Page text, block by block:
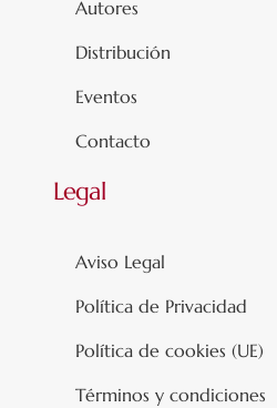
Autores
Distribución
Eventos
Contacto
Legal
Aviso Legal
Política de Privacidad
Política de cookies (UE)
Términos y condiciones